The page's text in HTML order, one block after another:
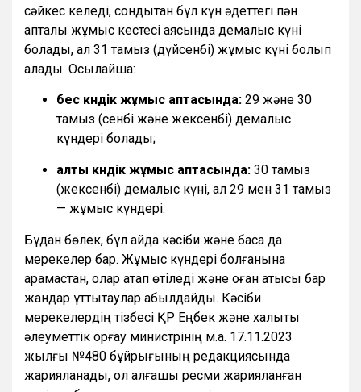
сәйкес келеді, сондықтан бұл күн әдеттегі пән
апталық жұмыс кестесі аясында демалыс күні
болады, ал 31 тамыз (дүйсенбі) жұмыс күні болып
қалады. Осылайша:
бес күндік жұмыс аптасында: 29 және 30
тамыз (сенбі және жексенбі) демалыс
күндері болады;
алты күндік жұмыс аптасында: 30 тамыз
(жексенбі) демалыс күні, ал 29 мен 31 тамыз
— жұмыс күндері.
Бұдан бөлек, бұл айда кәсіби және басқа да
мерекелер бар. Жұмыс күндері болғанына
қарамастан, олар атап өтіледі және оған қатысы бар
жандар құттықтаулар қабылдайды. Кәсіби
мерекелердің тізбесі ҚР Еңбек және халықты
әлеуметтік қорғау министрінің м.а. 17.11.2023
жылғы №480 бұйрығының редакциясында
жарияланады, ол алғашқы ресми жарияланған